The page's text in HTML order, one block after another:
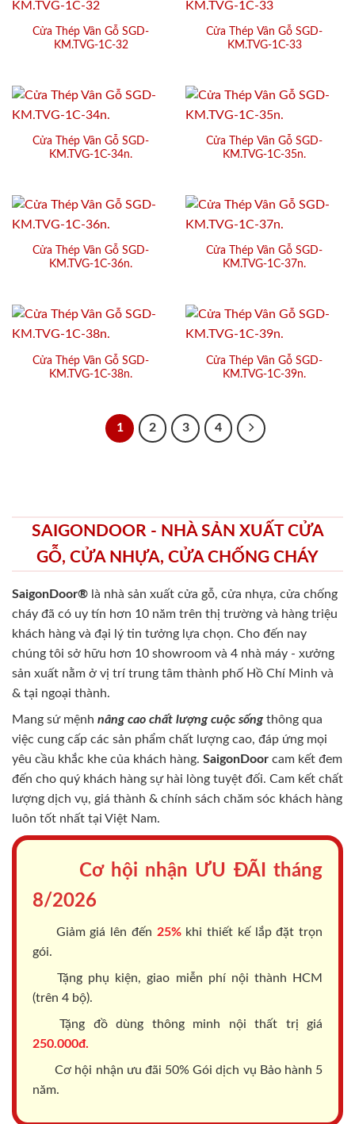
Cửa Thép Vân Gỗ SGD-
KM.TVG-1C-32
Cửa Thép Vân Gỗ SGD-
KM.TVG-1C-33
Cửa Thép Vân Gỗ SGD-
KM.TVG-1C-34n.
Cửa Thép Vân Gỗ SGD-
KM.TVG-1C-35n.
Cửa Thép Vân Gỗ SGD-
KM.TVG-1C-36n.
Cửa Thép Vân Gỗ SGD-
KM.TVG-1C-37n.
Cửa Thép Vân Gỗ SGD-
KM.TVG-1C-38n.
Cửa Thép Vân Gỗ SGD-
KM.TVG-1C-39n.
1 2 3 4
SAIGONDOOR - NHÀ SẢN XUẤT CỬA
GỖ, CỬA NHỰA, CỬA CHỐNG CHÁY
SaigonDoor® là nhà sản xuất cửa gỗ, cửa nhựa, cửa chống
cháy đã có uy tín hơn 10 năm trên thị trường và hàng triệu
khách hàng và đại lý tin tưởng lựa chọn. Cho đến nay
chúng tôi sở hữu hơn 10 showroom và 4 nhà máy - xưởng
sản xuất nằm ở vị trí trung tâm thành phố Hồ Chí Minh và
& tại ngoại thành.
Mang sứ mệnh nâng cao chất lượng cuộc sốngthông qua
việc cung cấp các sản phẩm chất lượng cao, đáp ứng mọi
yêu cầu khắc khe của khách hàng. SaigonDoor cam kết đem
đến cho quý khách hàng sự hài lòng tuyệt đối. Cam kết chất
lượng dịch vụ, giá thành & chính sách chăm sóc khách hàng
luôn tốt nhất tại Việt Nam.
Cơ hội nhận ƯU ĐÃI tháng
8/2026
Giảm giá lên đến 25%khi thiết kế lắp đặt trọn
gói.
Tặng phụ kiện, giao miễn phí nội thành HCM
(trên 4 bộ).
Tặng đồ dùng thông minh nội thất trị giá
250.000đ.
Cơ hội nhận ưu đãi 50% Gói dịch vụ Bảo hành 5
năm.